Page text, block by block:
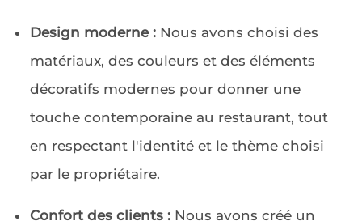
Design moderne : Nous avons choisi des
matériaux, des couleurs et des éléments
décoratifs modernes pour donner une
touche contemporaine au restaurant, tout
en respectant l'identité et le thème choisi
par le propriétaire.
Confort des clients : Nous avons créé un